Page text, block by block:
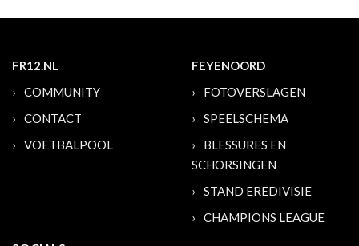
FR12.NL
COMMUNITY
CONTACT
VOETBALPOOL
FEYENOORD
FOTOVERSLAGEN
SPEELSCHEMA
BLESSURES EN
SCHORSINGEN
STAND EREDIVISIE
CHAMPIONS LEAGUE